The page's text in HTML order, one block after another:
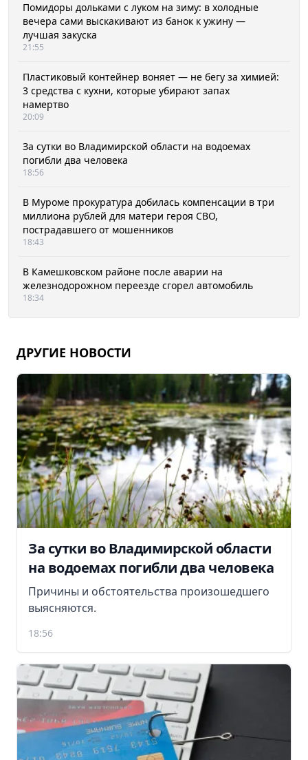
Помидоры дольками с луком на зиму: в холодные
вечера сами выскакивают из банок к ужину —
лучшая закуска
21:55
Пластиковый контейнер воняет — не бегу за химией:
3 средства с кухни, которые убирают запах
намертво
20:09
За сутки во Владимирской области на водоемах
погибли два человека
18:56
В Муроме прокуратура добилась компенсации в три
миллиона рублей для матери героя СВО,
пострадавшего от мошенников
18:43
В Камешковском районе после аварии на
железнодорожном переезде сгорел автомобиль
18:34
ДРУГИЕ НОВОСТИ
За сутки во Владимирской области
на водоемах погибли два человека
Причины и обстоятельства произошедшего
выясняются.
18:56